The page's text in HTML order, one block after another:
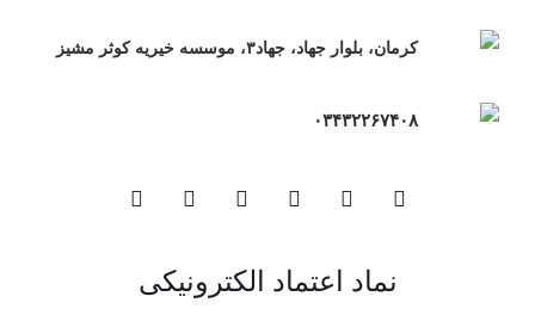
کرمان، بلوار جهاد، جهاد۳، موسسه خیریه کوثر مشیز
۰۳۴۳۲۲۶۷۴۰۸
نماد اعتماد الکترونیکی